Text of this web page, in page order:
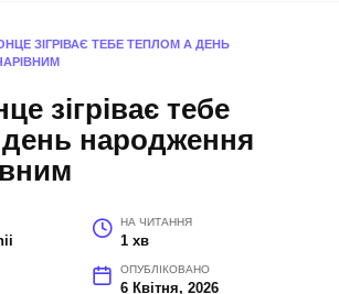
ЗІГРІВАЄ ТЕБЕ ТЕПЛОМ А ДЕНЬ
зігріває тебе
народження
НА ЧИТАННЯ
1 хв
ОПУБЛІКОВАНО
6 Квітня, 2026